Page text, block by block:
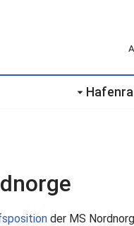
der MS